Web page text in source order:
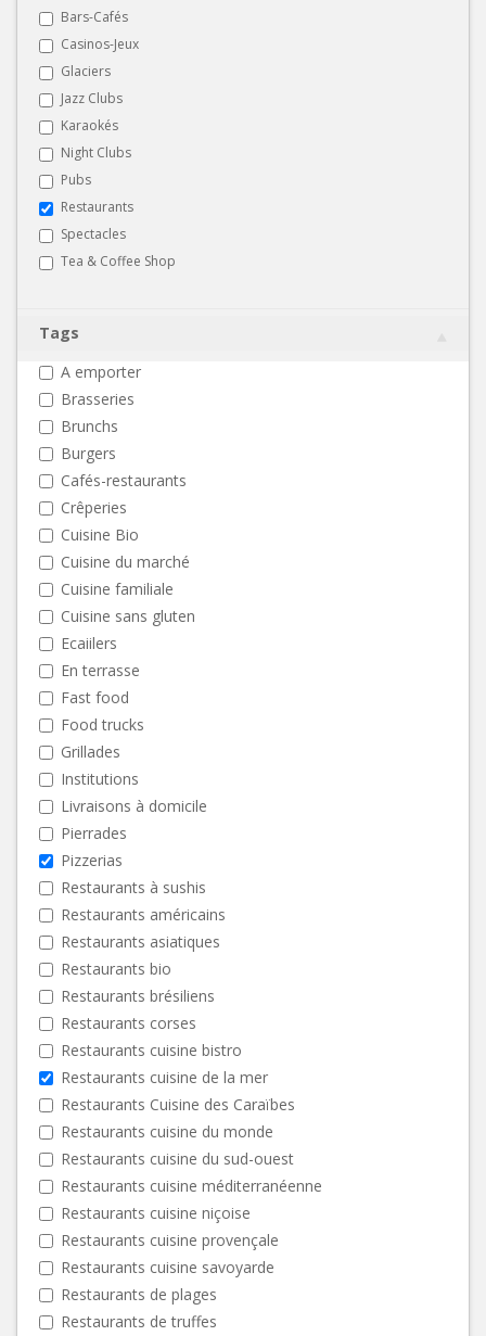
Bars-Cafés
Casinos-Jeux
Glaciers
Jazz Clubs
Karaokés
Night Clubs
Pubs
Restaurants
Spectacles
Tea & Coffee Shop
Tags
A emporter
Brasseries
Brunchs
Burgers
Cafés-restaurants
Crêperies
Cuisine Bio
Cuisine du marché
Cuisine familiale
Cuisine sans gluten
Ecaiilers
En terrasse
Fast food
Food trucks
Grillades
Institutions
Livraisons à domicile
Pierrades
Pizzerias
Restaurants à sushis
Restaurants américains
Restaurants asiatiques
Restaurants bio
Restaurants brésiliens
Restaurants corses
Restaurants cuisine bistro
Restaurants cuisine de la mer
Restaurants Cuisine des Caraïbes
Restaurants cuisine du monde
Restaurants cuisine du sud-ouest
Restaurants cuisine méditerranéenne
Restaurants cuisine niçoise
Restaurants cuisine provençale
Restaurants cuisine savoyarde
Restaurants de plages
Restaurants de truffes